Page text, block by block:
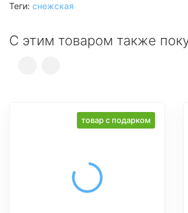
Теги: снежская
С этим товаром также
товар с подарком